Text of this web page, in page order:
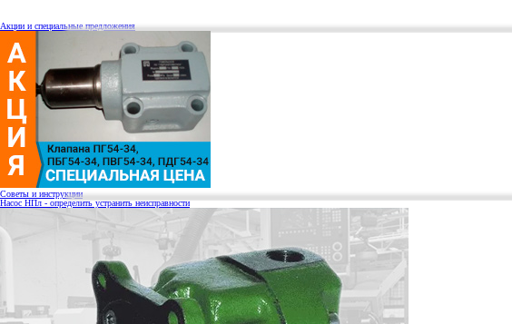
Акции и специальные предложения
Советы и инструкции
Насос НПл - определить устранить неисправности